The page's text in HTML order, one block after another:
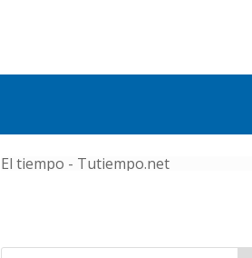
El tiempo - Tutiempo.net